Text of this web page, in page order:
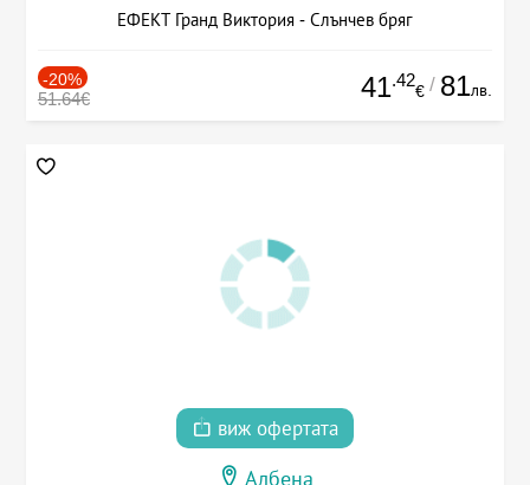
ЕФЕКТ Гранд Виктория - Слънчев бряг
-20%
51.64€ 41.42
€ / 81лв.
виж офертата
Албена